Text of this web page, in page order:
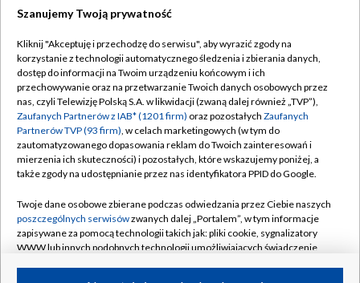
TVP
Abonament TVP
Emisja w TVP
Centrum informacji TVP
Naziemna Telewizja Cyfrowa
Rada Programowa
System NOS
Informacje o nadawcy
Regulamin TVP
Polityka prywatności
Moje zgody
Pomoc
Kontakt
Kanały
Szanujemy Twoją prywatność
Kliknij "Akceptuję i przechodzę do serwisu", aby wyrazić zgody na
korzystanie z technologii automatycznego śledzenia i zbierania danych,
dostęp do informacji na Twoim urządzeniu końcowym i ich
przechowywanie oraz na przetwarzanie Twoich danych osobowych przez
nas, czyli Telewizję Polską S.A. w likwidacji (zwaną dalej również „TVP”),
Zaufanych Partnerów z IAB* (1201 firm) oraz pozostałych Zaufanych
Partnerów TVP (93 firm), w celach marketingowych (w tym do
zautomatyzowanego dopasowania reklam do Twoich zainteresowań i
mierzenia ich skuteczności) i pozostałych, które wskazujemy poniżej, a
także zgody na udostępnianie przez nas identyfikatora PPID do Google.
Twoje dane osobowe zbierane podczas odwiedzania przez Ciebie naszych
poszczególnych serwisówzwanych dalej „Portalem”, w tym informacje
zapisywane za pomocą technologii takich jak: pliki cookie, sygnalizatory
WWW lub innych podobnych technologii umożliwiających świadczenie